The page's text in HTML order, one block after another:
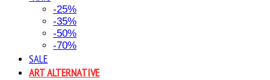
-25%
-35%
-50%
-70%
SALE
ART ALTERNATIVE